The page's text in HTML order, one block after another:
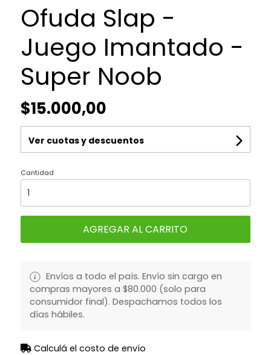
Ofuda Slap -
Juego Imantado -
Super Noob
$15.000,00
Ver cuotas y descuentos
Cantidad
AGREGAR AL CARRITO
Envíos a todo el país. Envío sin cargo en
compras mayores a $80.000 (solo para
consumidor final). Despachamos todos los
días hábiles.
Calculá el costo de envío